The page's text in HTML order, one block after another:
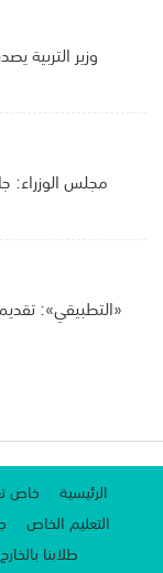
وزير التربية
مجلس الوزراء:
«التطبيقي»:
الرئيسية خاص
التعليم الخاص
طلابنا بالخارج